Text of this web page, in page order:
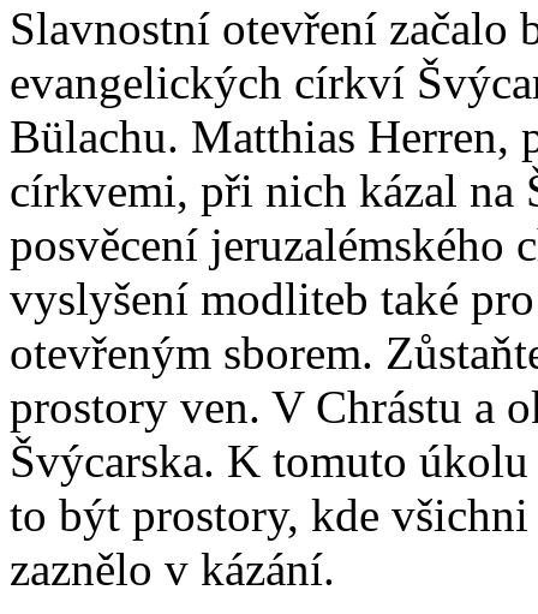
Slavnostní otevření začalo
evangelických církví
Bülachu. Matthias Herren,
církvemi, při nich kázal na
posvěcení jeruzalémského
vyslyšení modliteb také
otevřeným sborem.
prostory ven. V Chrástu a
Švýcarska. K tomuto
to být prostory, kde
zaznělo v kázání.